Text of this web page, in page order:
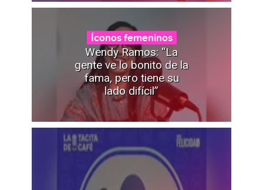
Íconos femeninos
Wendy Ramos: “La
gente ve lo bonito de la
fama, pero tiene su
lado difícil”